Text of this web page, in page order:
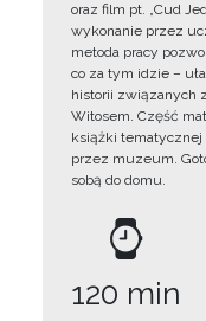
oraz film pt. „Cud
wykonanie przez
metoda pracy
co za tym idzie –
historii związanych
Witosem. Część
książki tematycznej
przez muzeum.
sobą do domu.
120 min